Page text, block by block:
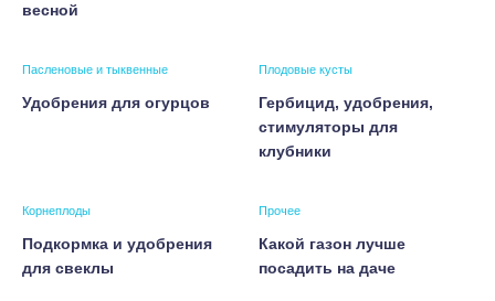
весной
Пасленовые и тыквенные
Удобрения для огурцов
Плодовые кусты
Гербицид, удобрения,
стимуляторы для
клубники
Корнеплоды
Подкормка и удобрения
для свеклы
Прочее
Какой газон лучше
посадить на даче